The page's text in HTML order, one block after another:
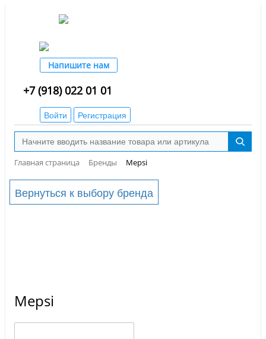
Напишите нам
+7 (918) 022 01 01
Войти Регистрация
Главная страница Бренды Mepsi
Вернуться к выбору бренда
Mepsi